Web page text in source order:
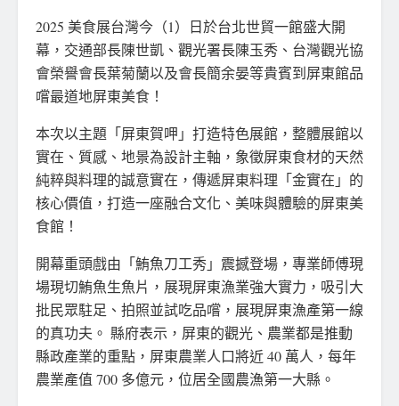
2025 美食展台灣今（1）日於台北世貿一館盛大開
幕，交通部長陳世凱、觀光署長陳玉秀、台灣觀光協
會榮譽會長葉菊蘭以及會長簡余晏等貴賓到屏東館品
嚐最道地屏東美食！
本次以主題「屏東賀呷」打造特色展館，整體展館以
實在、質感、地景為設計主軸，象徵屏東食材的天然
純粹與料理的誠意實在，傳遞屏東料理「金實在」的
核心價值，打造一座融合文化、美味與體驗的屏東美
食館！
開幕重頭戲由「鮪魚刀工秀」震撼登場，專業師傅現
場現切鮪魚生魚片，展現屏東漁業強大實力，吸引大
批民眾駐足、拍照並試吃品嚐，展現屏東漁產第一線
的真功夫。 縣府表示，屏東的觀光、農業都是推動
縣政產業的重點，屏東農業人口將近 40 萬人，每年
農業產值 700 多億元，位居全國農漁第一大縣。